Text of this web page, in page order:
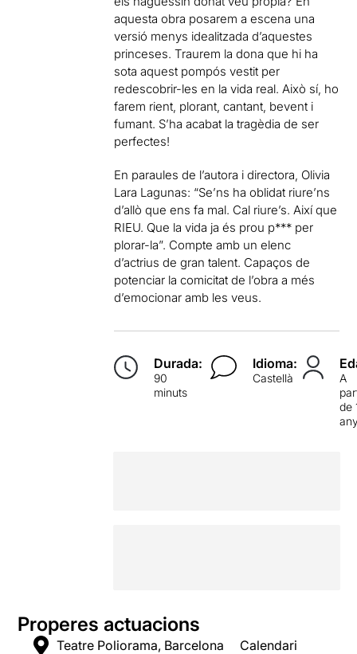
aquesta obra posarem a escena una
versió menys idealitzada d’aquestes
princeses. Traurem la dona que hi ha
sota aquest pompós vestit per
redescobrir-les en la vida real. Això sí, ho
farem rient, plorant, cantant, bevent i
fumant. S’ha acabat la tragèdia de ser
perfectes!
En paraules de l’autora i directora, Olivia
Lara Lagunas: “Se’ns ha oblidat riure’ns
d’allò que ens fa mal. Cal riure’s. Així que
RIEU. Que la vida ja és prou p*** per
plorar-la”. Compte amb un elenc
d’actrius de gran talent. Capaços de
potenciar la comicitat de l’obra a més
d’emocionar amb les veus.
Durada:
90
minuts
Idioma:
Castellà
A
de
Properes actuacions
Teatre Poliorama, Barcelona Calendari